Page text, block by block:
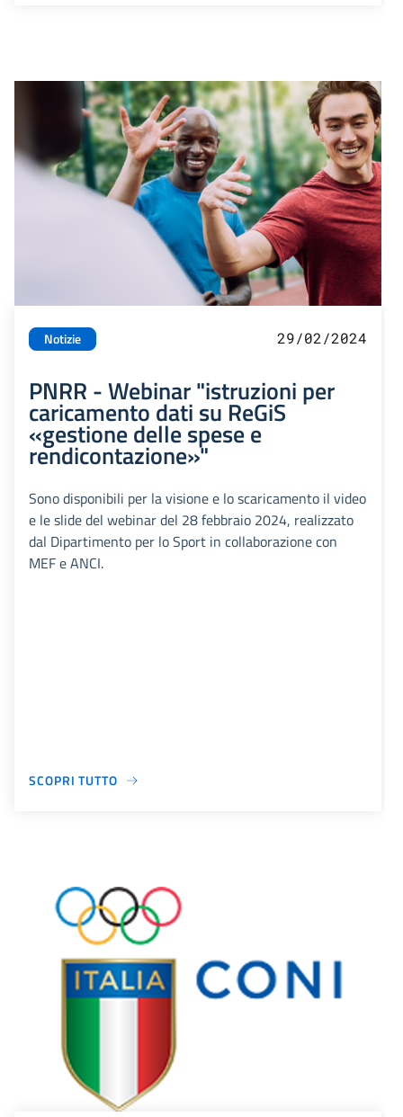
Notizie 29/02/2024
PNRR - Webinar "istruzioni per
caricamento dati su ReGiS
«gestione delle spese e
rendicontazione»"
Sono disponibili per la visione e lo scaricamento il video
e le slide del webinar del 28 febbraio 2024, realizzato
dal Dipartimento per lo Sport in collaborazione con
MEF e ANCI.
SCOPRI TUTTO